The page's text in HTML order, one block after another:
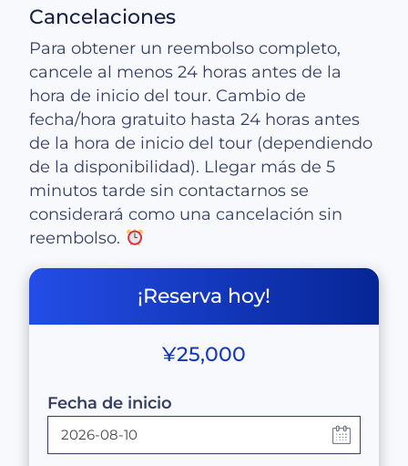
Cancelaciones
Para obtener un reembolso completo,
cancele al menos 24 horas antes de la
hora de inicio del tour. Cambio de
fecha/hora gratuito hasta 24 horas antes
de la hora de inicio del tour (dependiendo
de la disponibilidad). Llegar más de 5
minutos tarde sin contactarnos se
considerará como una cancelación sin
reembolso.
¡Reserva hoy!
¥25,000
Fecha de inicio